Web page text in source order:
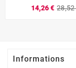
14,26 € 28,52
Informations